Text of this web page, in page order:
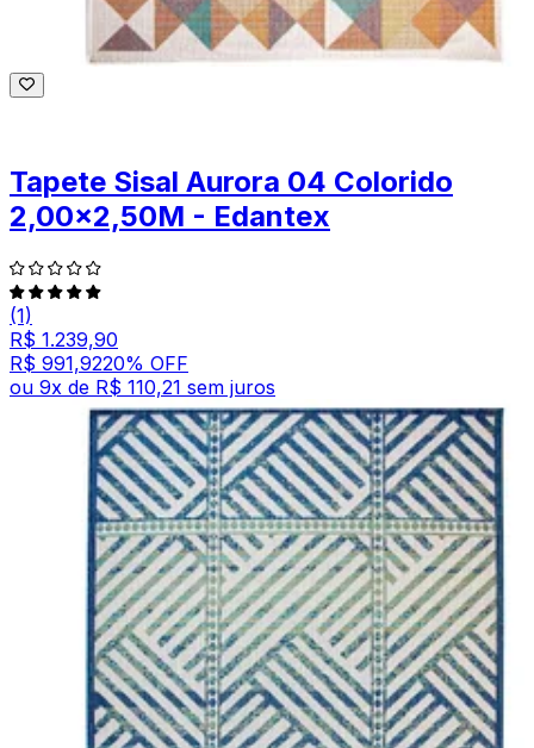
Tapete Sisal Aurora 04 Colorido
2,00x2,50M - Edantex
(1)
R$ 1.239,90
R$ 991,9220% OFF
ou 9x de R$ 110,21 sem juros